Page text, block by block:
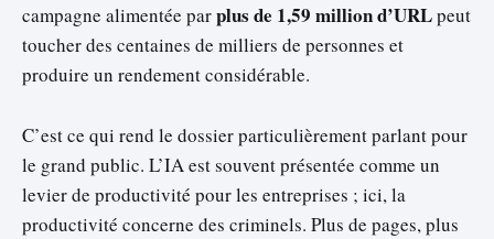
campagne alimentée parplus de 1,59 million d’URLpeut
toucher des centaines de milliers de personnes et
produire un rendement considérable.
C’est ce qui rend le dossier particulièrement parlant pour
le grand public. L’IA est souvent présentée comme un
levier de productivité pour les entreprises ; ici, la
productivité concerne des criminels. Plus de pages, plus